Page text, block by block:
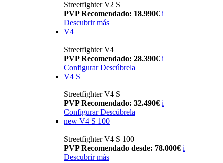
Streetfighter V2 S
PVP Recomendado: 18.990€ i
Descubrir más
V4
Streetfighter V4
PVP Recomendado: 28.390€ i
Configurar Descúbrela
V4 S
Streetfighter V4 S
PVP Recomendado: 32.490€ i
Configurar Descúbrela
new V4 S 100
Streetfighter V4 S 100
PVP Recomendado desde: 78.000€ i
Descubrir más